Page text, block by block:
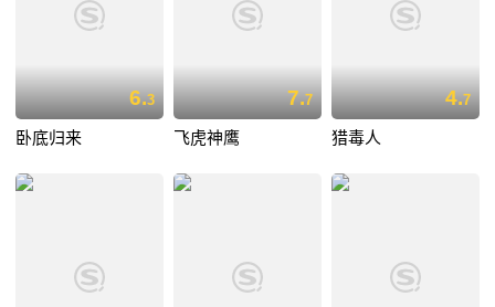
6.3
卧底归来
7.7
飞虎神鹰
4.7
猎毒人